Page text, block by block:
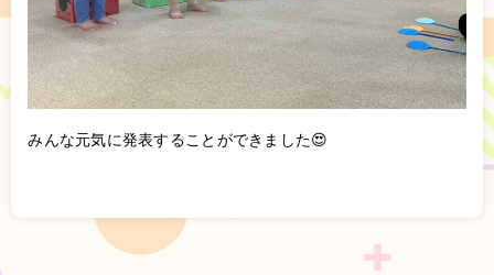
みんな元気に発表することができました😍